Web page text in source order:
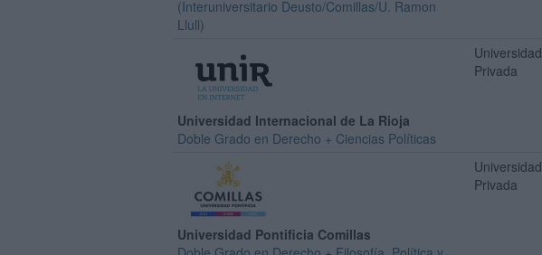
(Interuniversitario Deusto/Comillas/U. Ramon
Llull)
Universidad Internacional de La Rioja
Doble Grado en Derecho + Ciencias Políticas
Universidad
Privada
Universidad Pontificia Comillas
Universidad
Privada